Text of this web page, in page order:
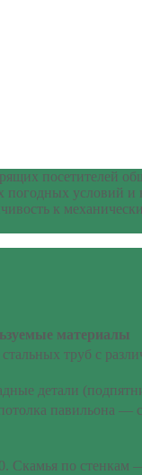
посетителей
условий и
к
материалы
труб с
детали
павильона —
Скамья по